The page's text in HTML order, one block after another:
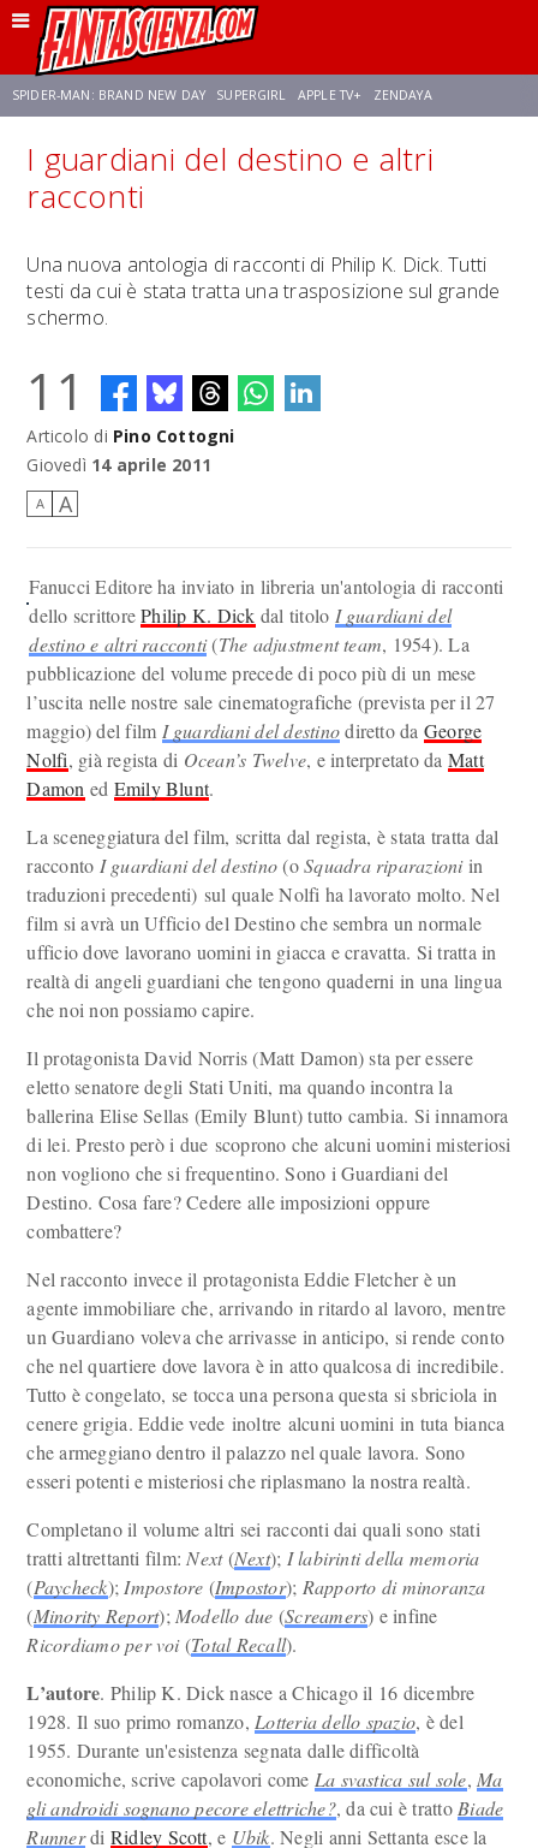
SPIDER-MAN: BRAND NEW DAY SUPERGIRL APPLE TV+ ZENDAYA
FRANCO RICCIARDIELLO AVENGERS: DOOMSDAY STAR TREK NETFLIX
I guardiani del destino e altri
racconti
Una nuova antologia di racconti di Philip K. Dick. Tutti
testi da cui è stata tratta una trasposizione sul grande
schermo.
11
Articolo di Pino Cottogni
Giovedì 14 aprile 2011
A A
Fanucci Editore ha inviato in libreria un'antologia di racconti
dello scrittorePhilip K. Dick dal titolo I guardiani del
destino e altri racconti(The adjustment team, 1954). La
pubblicazione del volume precede di poco più di un mese
l’uscita nelle nostre sale cinematografiche (prevista per il 27
maggio) del film I guardiani del destinodiretto da George
Nolfi, già regista di Ocean’s Twelve, e interpretato da Matt
Damon ed Emily Blunt.
La sceneggiatura del film, scritta dal regista, è stata tratta dal
racconto I guardiani del destino(oSquadra riparazioniin
traduzioni precedenti) sul quale Nolfi ha lavorato molto. Nel
film si avrà un Ufficio del Destino che sembra un normale
ufficio dove lavorano uomini in giacca e cravatta. Si tratta in
realtà di angeli guardiani che tengono quaderni in una lingua
che noi non possiamo capire.
Il protagonista David Norris (Matt Damon) sta per essere
eletto senatore degli Stati Uniti, ma quando incontra la
ballerina Elise Sellas (Emily Blunt) tutto cambia. Si innamora
di lei. Presto però i due scoprono che alcuni uomini misteriosi
non vogliono che si frequentino. Sono i Guardiani del
Destino. Cosa fare? Cedere alle imposizioni oppure
combattere?
Nel racconto invece il protagonista Eddie Fletcher è un
agente immobiliare che, arrivando in ritardo al lavoro, mentre
un Guardiano voleva che arrivasse in anticipo, si rende conto
che nel quartiere dove lavora è in atto qualcosa di incredibile.
Tutto è congelato, se tocca una persona questa si sbriciola in
cenere grigia. Eddie vede inoltre alcuni uomini in tuta bianca
che armeggiano dentro il palazzo nel quale lavora. Sono
esseri potenti e misteriosi che riplasmano la nostra realtà.
Completano il volume altri sei racconti dai quali sono stati
tratti altrettanti film: Next(Next); I labirinti della memoria
(Paycheck); Impostore (Impostor); Rapporto di minoranza
(Minority Report); Modello due (Screamers) e infine
Ricordiamo per voi(Total Recall).
L’autore. Philip K. Dick nasce a Chicago il 16 dicembre
1928. Il suo primo romanzo, Lotteria dello spazio, è del
1955. Durante un'esistenza segnata dalle difficoltà
economiche, scrive capolavori come La svastica sul sole, Ma
gli androidi sognano pecore elettriche?, da cui è tratto Biade
Runnerdi Ridley Scott, e Ubik. Negli anni Settanta esce la